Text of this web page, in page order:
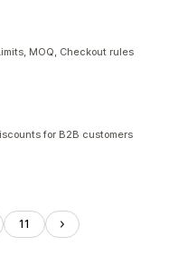
MOQ, Checkout rules
for B2B customers
11